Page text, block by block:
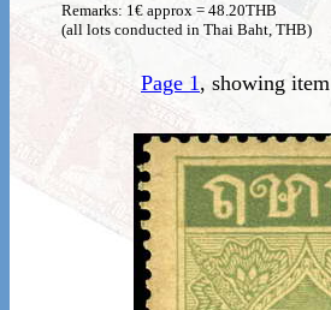
Remarks: 1€ approx = 48.20THB
(all lots conducted in Thai Baht, THB)
Page 1, showing item